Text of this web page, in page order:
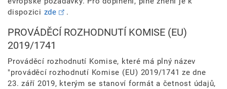
dispozici zde .
PROVÁDĚCÍ ROZHODNUTÍ KOMISE (EU)
2019/1741
Prováděcí rozhodnutí Komise, které má plný název
"prováděcí rozhodnutí Komise (EU) 2019/1741 ze dne
23. září 2019, kterým se stanoví formát a četnost údajů,